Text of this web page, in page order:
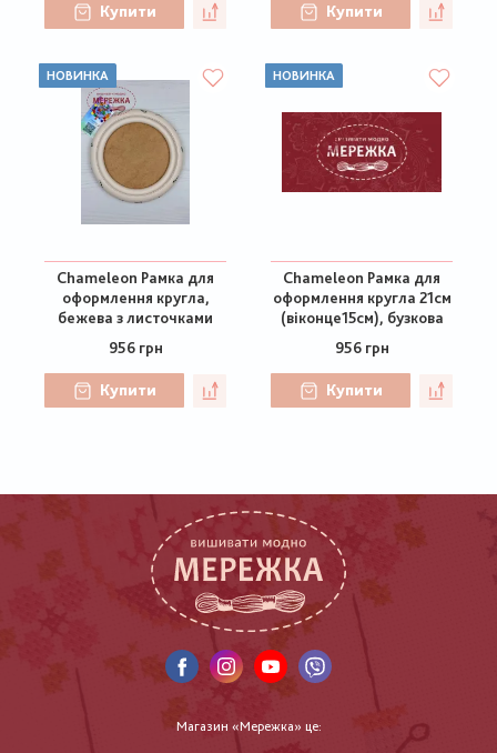
Купити Купити
НОВИНКА
Chameleon Рамка для
оформлення кругла,
бежева з листочками
956 грн
Купити
НОВИНКА
Chameleon Рамка для
оформлення кругла 21см
(віконце15см), бузкова
956 грн
Купити
Магазин «Мережка» це: